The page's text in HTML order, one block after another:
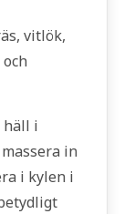
vitlök,
häll i
in
i kylen i